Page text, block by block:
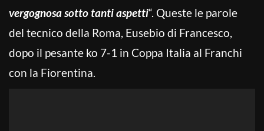
vergognosa sotto tanti aspetti“. Queste le parole
del tecnico della Roma, Eusebio di Francesco,
dopo il pesante ko 7-1 in Coppa Italia al Franchi
con la Fiorentina.